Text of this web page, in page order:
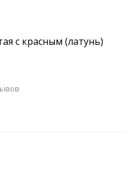
с красным (латунь)